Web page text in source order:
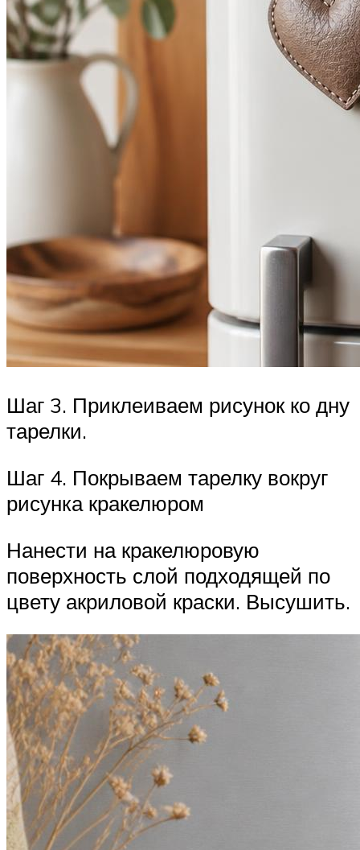
Шаг 3. Приклеиваем рисунок ко дну
тарелки.
Шаг 4. Покрываем тарелку вокруг
рисунка кракелюром
Нанести на кракелюровую
поверхность слой подходящей по
цвету акриловой краски. Высушить.